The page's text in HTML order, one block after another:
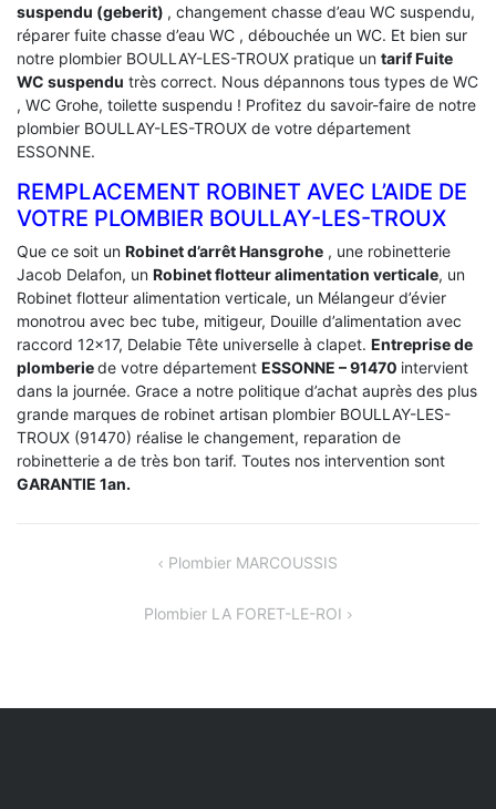
suspendu (geberit) , changement chasse d’eau WC suspendu,
réparer fuite chasse d’eau WC , débouchée un WC. Et bien sur
notre plombier BOULLAY-LES-TROUX pratique un tarif Fuite
WC suspendu très correct. Nous dépannons tous types de WC
, WC Grohe, toilette suspendu ! Profitez du savoir-faire de notre
plombier BOULLAY-LES-TROUX de votre département
ESSONNE.
REMPLACEMENT ROBINET AVEC L’AIDE DE
VOTRE PLOMBIER BOULLAY-LES-TROUX
Que ce soit un Robinet d’arrêt Hansgrohe , une robinetterie
Jacob Delafon, un Robinet flotteur alimentation verticale, un
Robinet flotteur alimentation verticale, un Mélangeur d’évier
monotrou avec bec tube, mitigeur, Douille d’alimentation avec
raccord 12×17, Delabie Tête universelle à clapet. Entreprise de
plomberiede votre département ESSONNE – 91470 intervient
dans la journée. Grace a notre politique d’achat auprès des plus
grande marques de robinet artisan plombier BOULLAY-LES-
TROUX (91470) réalise le changement, reparation de
robinetterie a de très bon tarif. Toutes nos intervention sont
GARANTIE 1an.
Plombier MARCOUSSIS
Plombier LA FORET-LE-ROI